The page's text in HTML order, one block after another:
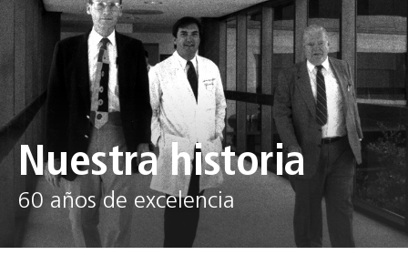
Nuestra historia
60 años de excelencia